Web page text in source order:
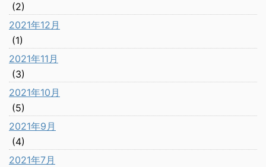
(2)
2021年12月
(1)
2021年11月
(3)
2021年10月
(5)
2021年9月
(4)
2021年7月